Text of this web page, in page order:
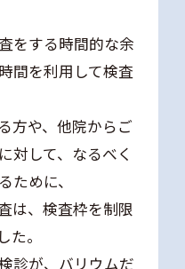
をする時間的な余
間を利用して検査
方や、他院からご
対して、なるべく
ために、
は、検査枠を制限
。
診が、バリウムだ